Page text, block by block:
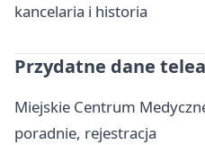
kancelaria i historia
Przydatne dane
Miejskie Centrum
poradnie, rejestracja